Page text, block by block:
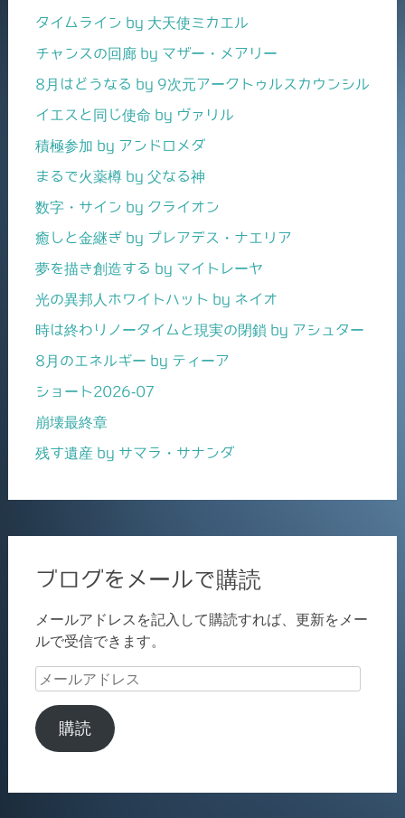
タイムライン by 大天使ミカエル
チャンスの回廊 by マザー・メアリー
8月はどうなる by 9次元アークトゥルスカウンシル
イエスと同じ使命 by ヴァリル
積極参加 by アンドロメダ
まるで火薬樽 by 父なる神
数字・サイン by クライオン
癒しと金継ぎ by プレアデス・ナエリア
夢を描き創造する by マイトレーヤ
光の異邦人ホワイトハット by ネイオ
時は終わりノータイムと現実の閉鎖 by アシュター
8月のエネルギー by ティーア
ショート2026-07
崩壊最終章
残す遺産 by サマラ・サナンダ
ブログをメールで購読
メールアドレスを記入して購読すれば、更新をメー
ルで受信できます。
メ
ル
ア
購読